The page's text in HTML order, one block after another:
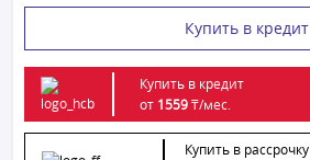
Купить в кредит
Купить в кредит
от 1559₸/мес.
Купить в рассрочку